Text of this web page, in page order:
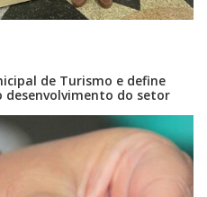
estará fechado nos dias 10 e 11 de
de Turismo e define
do setor